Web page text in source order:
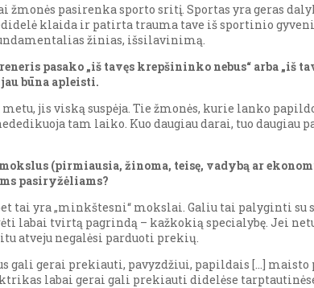
žmonės pasirenka sporto sritį. Sportas yra geras
klaida ir patirta trauma tave iš sportinio
žinias, išsilavinimą.
pasako „iš tavęs krepšininko nebus“ arba „iš
būna apleisti.
jis viską suspėja. Tie žmonės, kurie lanko
tam laiko. Kuo daugiau darai, tuo daugiau
(pirmiausia, žinoma, teisę, vadybą ar
pasiryžėliams?
tai yra „minkštesni“ mokslai. Galiu tai palyginti su
labai tvirtą pagrindą – kažkokią specialybę. Jei
atveju negalėsi parduoti prekių.
gerai prekiauti, pavyzdžiui, papildais […] maisto
labai gerai gali prekiauti didelėse